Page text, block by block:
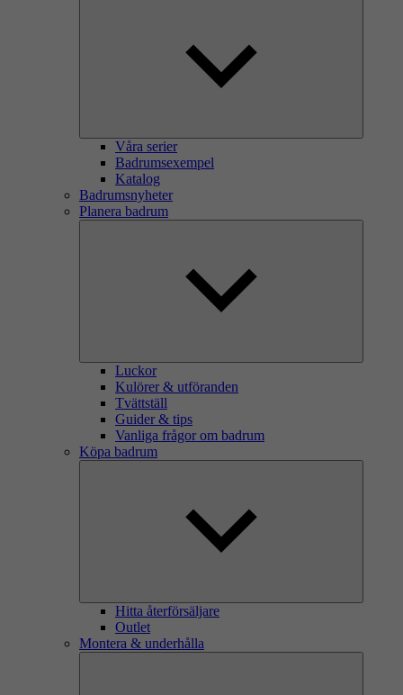
Våra serier
Badrumsexempel
Katalog
Badrumsnyheter
Planera badrum
Luckor
Kulörer & utföranden
Tvättställ
Guider & tips
Vanliga frågor om badrum
Köpa badrum
Hitta återförsäljare
Outlet
Montera & underhålla